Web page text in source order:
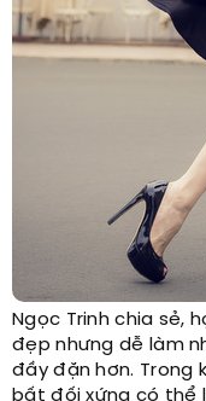
Ngọc Trinh chia sẻ,
đẹp nhưng dễ làm
đầy đặn hơn. Trong
bất đối xứng có thể